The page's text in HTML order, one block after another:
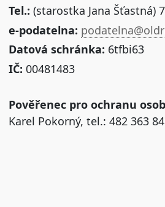
Tel.: (starostka Jana Šťastná)
e-podatelna:
Datová schránka: 6tfbi63
IČ: 00481483
Pověřenec pro ochranu
Karel Pokorný, tel.: 482 363